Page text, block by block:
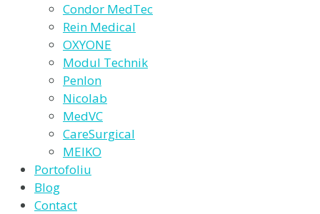
Condor MedTec
Rein Medical
OXYONE
Modul Technik
Penlon
Nicolab
MedVC
CareSurgical
MEIKO
Portofoliu
Blog
Contact